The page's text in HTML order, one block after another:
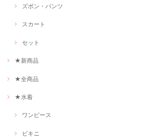
ズボン・パンツ
スカート
セット
★新商品
★全商品
★水着
ワンピース
ビキニ